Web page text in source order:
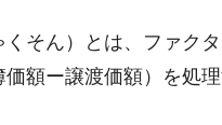
くそん）とは、ファク
額ー譲渡価額）を処理